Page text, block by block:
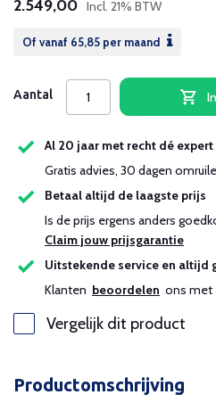
2.549,00 Incl. 21% BTW
Of vanaf 65,85 per maand
Aantal
Al 20 jaar met recht dé expert
Gratis advies, 30 dagen
Betaal altijd de laagste prijs
Is de prijs ergens anders
Claim jouw prijsgarantie
Uitstekende service en altijd
Klanten beoordelen ons met
Vergelijk dit product
Productomschrijving